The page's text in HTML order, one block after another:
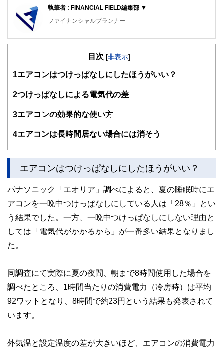
執筆者 : FINANCIAL FIELD編集部 ▼
ファイナンシャルプランナー
FinancialField編集部は、金融、経済に関する記事を、日々
知識がない方でも理解できるようわかりやすく発信していま
得者を中心に「お金や暮らし」に関する書籍・雑誌の編集経
験者で構成され、企画立案から記事掲載まですべての工程に
関わることで、読者目線のコンテンツを追求しています。
護士、税理士、宅地建物取引士、相続診断士、住宅ローンア
かしく感じられる年金や税金、相続、保険、ローンなどの話
をわかりやすく発信している点です。
執筆者・監修者による執筆体制を築くことで、内容のわかり
やすさはもちろんのこと、読み応えのあるコンテンツと確か
な情報発信を実現しています。
目次 [非表示]
1 エアコンはつけっぱなしにしたほうがいい？
2つけっぱなしによる電気代の差
3エアコンの効果的な使い方
4エアコンは長時間居ない場合には消そう
エアコンはつけっぱなしにしたほうがいい？
パナソニック「エオリア」調べによると、夏の睡眠時にエ
アコンを一晩中つけっぱなしにしている人は「28％」とい
う結果でした。一方、一晩中つけっぱなしにしない理由と
しては「電気代がかかるから」が一番多い結果となりまし
た。
同調査にて実際に夏の夜間、朝まで8時間使用した場合を
調べたところ、1時間当たりの消費電力（冷房時）は平均
92ワットとなり、8時間で約23円という結果も発表されて
います。
外気温と設定温度の差が大きいほど、エアコンの消費電力